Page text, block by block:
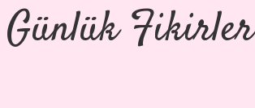
Günlük Fikirler